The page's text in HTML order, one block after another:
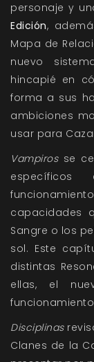
personaje y
Edición,
Mapa de
nuevo
hincapié en
forma a sus
ambiciones
usar para
Vampirosse
capacidades
Sangre o los
sol. Este
distintas
ellas, el
Disciplinas
Clanes de la